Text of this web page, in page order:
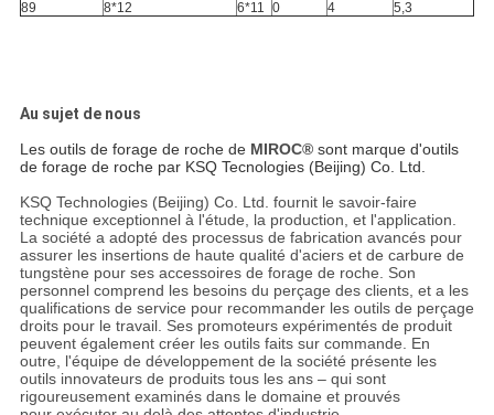
89 8*12 6*11 0 4 5,3
Au sujet de nous
Les outils de forage de roche de MIROC® sont marque d'outils
de forage de roche par KSQ Tecnologies (Beijing) Co. Ltd.
KSQ Technologies (Beijing) Co. Ltd. fournit le savoir-faire
technique exceptionnel à l'étude, la production, et l'application.
La société a adopté des processus de fabrication avancés pour
assurer les insertions de haute qualité d'aciers et de carbure de
tungstène pour ses accessoires de forage de roche. Son
personnel comprend les besoins du perçage des clients, et a les
qualifications de service pour recommander les outils de perçage
droits pour le travail. Ses promoteurs expérimentés de produit
peuvent également créer les outils faits sur commande. En
outre, l'équipe de développement de la société présente les
outils innovateurs de produits tous les ans – qui sont
rigoureusement examinés dans le domaine et prouvés